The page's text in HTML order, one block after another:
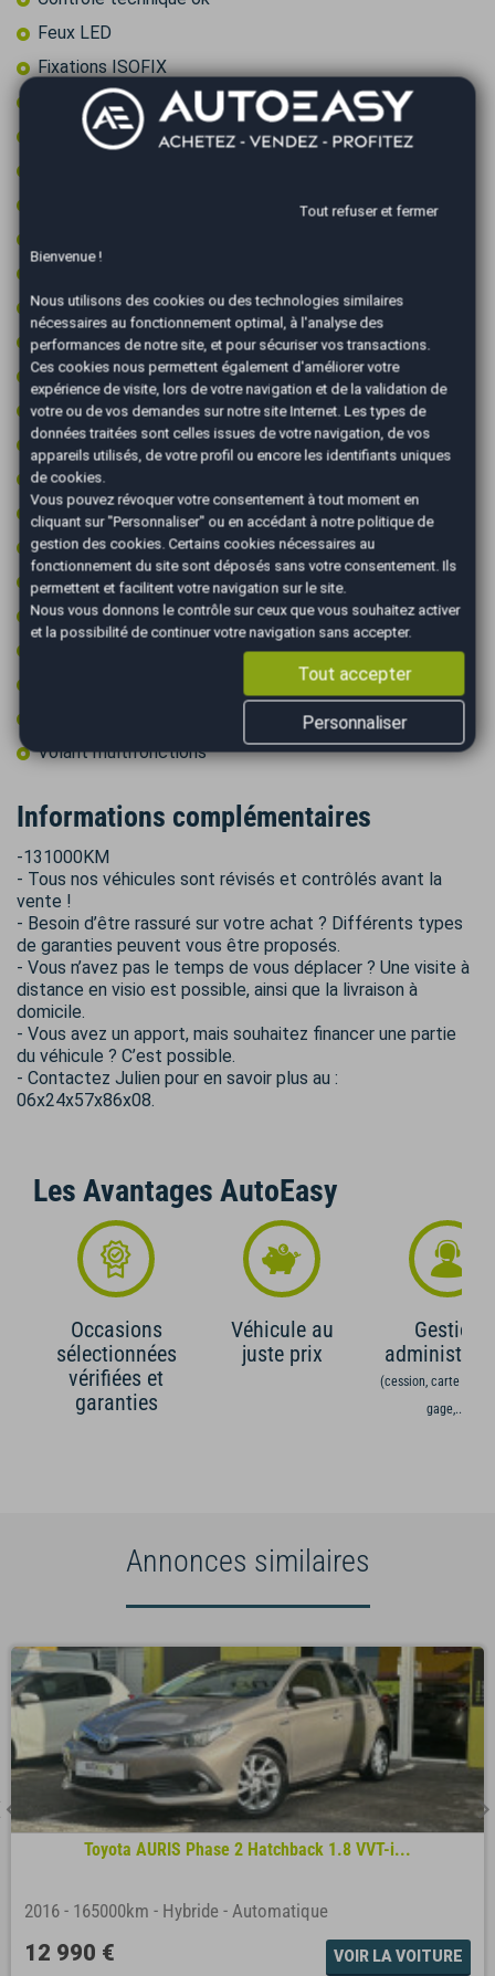
Feux LED
Fixations ISOFIX
Frein à main électrique
GPS couleur
Ordinateur de bord
Palettes au volant
Prise 12v
Prise audio USB
Radar arrière de détection d'obstacles
Radar avant de détection d'obstacles
Régulateur de vitesse
Rétroviseurs dégivrants
Rétroviseurs électriques
Rétroviseurs rabattables électriquement
Système de détection d'obstacles
Volant multifonctions
Informations complémentaires
-131000KM
- Tous nos véhicules sont révisés et contrôlés avant la
vente !
- Besoin d’être rassuré sur votre achat ? Différents types
de garanties peuvent vous être proposés.
- Vous n’avez pas le temps de vous déplacer ? Une visite à
distance en visio est possible, ainsi que la livraison à
domicile.
- Vous avez un apport, mais souhaitez financer une partie
du véhicule ? C’est possible.
- Contactez Julien pour en savoir plus au :
06x24x57x86x08.
Les Avantages AutoEasy
Occasions
sélectionnées
vérifiées et
garanties
Véhicule au
juste prix
Gestion
(cession, carte grise,
gage,...)
Annonces similaires
Toyota AURIS Phase 2 Hatchback 1.8 VVT-i...
2016 - 165000km - Hybride - Automatique
12 990 € VOIR LA VOITURE
Tout refuser et fermer
Bienvenue !
Nous utilisons des cookies ou des technologies similaires
nécessaires au fonctionnement optimal, à l'analyse des
performances de notre site, et pour sécuriser vos transactions.
Ces cookies nous permettent également d'améliorer votre
expérience de visite, lors de votre navigation et de la validation de
votre ou de vos demandes sur notre site Internet. Les types de
données traitées sont celles issues de votre navigation, de vos
appareils utilisés, de votre profil ou encore les identifiants uniques
de cookies.
Vous pouvez révoquer votre consentement à tout moment en
cliquant sur "Personnaliser" ou en accédant à notre politique de
gestion des cookies. Certains cookies nécessaires au
fonctionnement du site sont déposés sans votre consentement. Ils
permettent et facilitent votre navigation sur le site.
Nous vous donnons le contrôle sur ceux que vous souhaitez activer
et la possibilité de continuer votre navigation sans accepter.
Tout accepter
Personnaliser